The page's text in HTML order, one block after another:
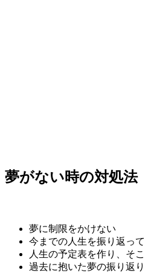
夢がない時の対処法
夢に制限をかけない
今までの人生を振り返っ
人生の予定表を作り、そ
過去に抱いた夢の振り返